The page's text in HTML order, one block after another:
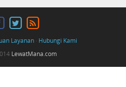
Layanan· Hubungi Kami
LewatMana.com